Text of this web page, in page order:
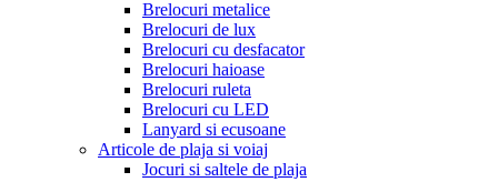
Brelocuri metalice
Brelocuri de lux
Brelocuri cu desfacator
Brelocuri haioase
Brelocuri ruleta
Brelocuri cu LED
Lanyard si ecusoane
Articole de plaja si voiaj
Jocuri si saltele de plaja